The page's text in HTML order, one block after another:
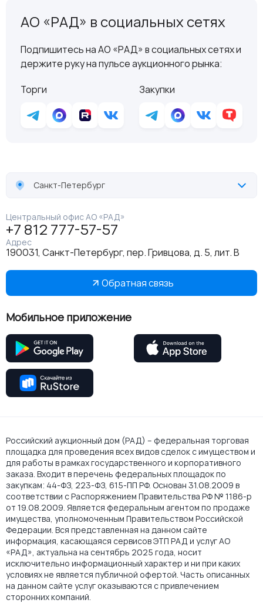
АО «РАД» в социальных сетях
Подпишитесь на АО «РАД» в социальных сетях и
держите руку на пульсе аукционного рынка:
Торги
Закупки
Санкт-Петербург
Центральный офис АО «РАД»
+7 812 777-57-57
Адрес
190031, Санкт-Петербург, пер. Гривцова, д. 5, лит. В
Обратная связь
Мобильное приложение
Российский аукционный дом (РАД) – федеральная торговая
площадка для проведения всех видов сделок с имуществом и
для работы в рамках государственного и корпоративного
заказа. Входит в перечень федеральных площадок по
закупкам: 44-ФЗ, 223-ФЗ, 615-ПП РФ. Основан 31.08.2009 в
соответствии с Распоряжением Правительства РФ № 1186-р
от 19.08.2009. Является федеральным агентом по продаже
имущества, уполномоченным Правительством Российской
Федерации. Вся представленная на данном сайте
информация, касающаяся сервисов ЭТП РАД и услуг АО
«РАД», актуальна на сентябрь 2025 года, носит
исключительно информационный характер и ни при каких
условиях не является публичной офертой. Часть описанных
на данном сайте услуг оказываются с привлечением
сторонних компаний.